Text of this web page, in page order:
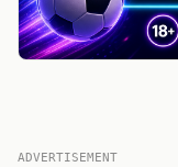
ADVERTISEMENT